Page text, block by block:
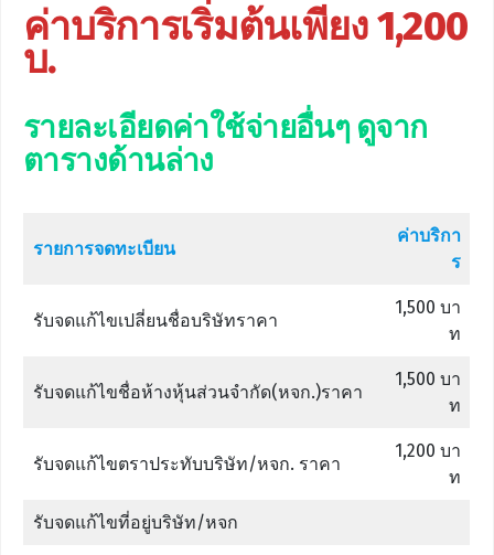
ค่าบริการเริ่มต้นเพียง 1,200
บ.
รายละเอียดค่าใช้จ่ายอื่นๆ ดูจาก
ตารางด้านล่าง
รายการจดทะเบียน
ค่าบริกา
ร
รับจดแก้ไขเปลี่ยนชื่อบริษัทราคา
1,500 บา
ท
รับจดแก้ไขชื่อห้างหุ้นส่วนจำกัด(หจก.)ราคา
1,500 บา
ท
รับจดแก้ไขตราประทับบริษัท/หจก. ราคา
1,200 บา
ท
รับจดแก้ไขที่อยู่บริษัท/หจก